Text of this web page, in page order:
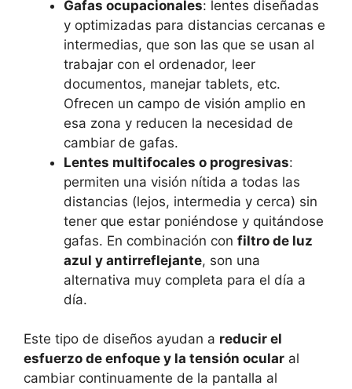
Gafas ocupacionales: lentes diseñadas
y optimizadas para distancias cercanas e
intermedias, que son las que se usan al
trabajar con el ordenador, leer
documentos, manejar tablets, etc.
Ofrecen un campo de visión amplio en
esa zona y reducen la necesidad de
cambiar de gafas.
Lentes multifocales o progresivas:
permiten una visión nítida a todas las
distancias (lejos, intermedia y cerca) sin
tener que estar poniéndose y quitándose
gafas. En combinación con filtro de luz
azul y antirreflejante, son una
alternativa muy completa para el día a
día.
Este tipo de diseños ayudan a reducir el
esfuerzo de enfoque y la tensión ocular al
cambiar continuamente de la pantalla al